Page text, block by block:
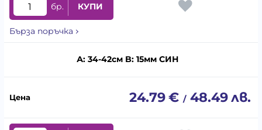
бр. КУПИ
Бърза поръчка
А: 34-42см B: 15мм СИН
24.79€ / 48.49лв.